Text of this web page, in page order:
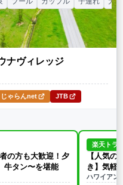
ナヴィレッジ
じゃらんnet JTB
の方も大歓迎！夕
牛タン〜を堪能
楽天トラ
【人気
き】気軽
ハワイアン